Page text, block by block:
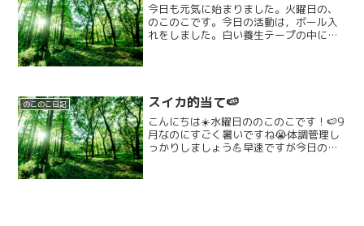
今日も元気に始まりました。火曜日の、
のこのこです。今日の活動は，ボール入
れをしました。白い養生テープの中に入
のこのこ日記 スイカ的当て🍉
こんにちは☀️水曜日ののこのこです！🍉9
月なのにすごく暑いですね😭体調管理し
っかりしましょう💪早速ですが今日の活